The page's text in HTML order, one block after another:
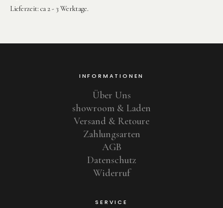
Lieferzeit: ca 2 - 3 Werktage.
INFORMATIONEN
Über Uns
showroom & Laden
Versand & Retoure
Zahlungsarten
AGB
Datenschutz
Widerruf
SERVICE